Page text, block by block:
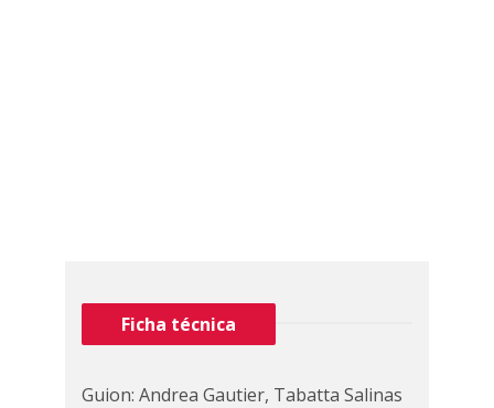
Ficha técnica
Guion: Andrea Gautier, Tabatta Salinas